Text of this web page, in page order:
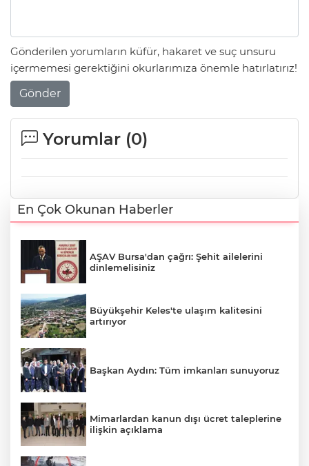
Gönderilen yorumların küfür, hakaret ve suç unsuru
içermemesi gerektiğini okurlarımıza önemle hatırlatırız!
Gönder
Yorumlar (0)
En Çok Okunan Haberler
AŞAV Bursa'dan çağrı: Şehit ailelerini
dinlemelisiniz
Büyükşehir Keles'te ulaşım kalitesini
artırıyor
Başkan Aydın: Tüm imkanları sunuyoruz
Mimarlardan kanun dışı ücret taleplerine
ilişkin açıklama